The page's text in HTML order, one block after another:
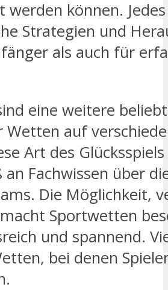
werden können.
Strategien und
als auch für
eine weitere
Wetten auf
Art des
an Fachwissen über
Die Möglichkeit,
Sportwetten
und spannend.
bei denen